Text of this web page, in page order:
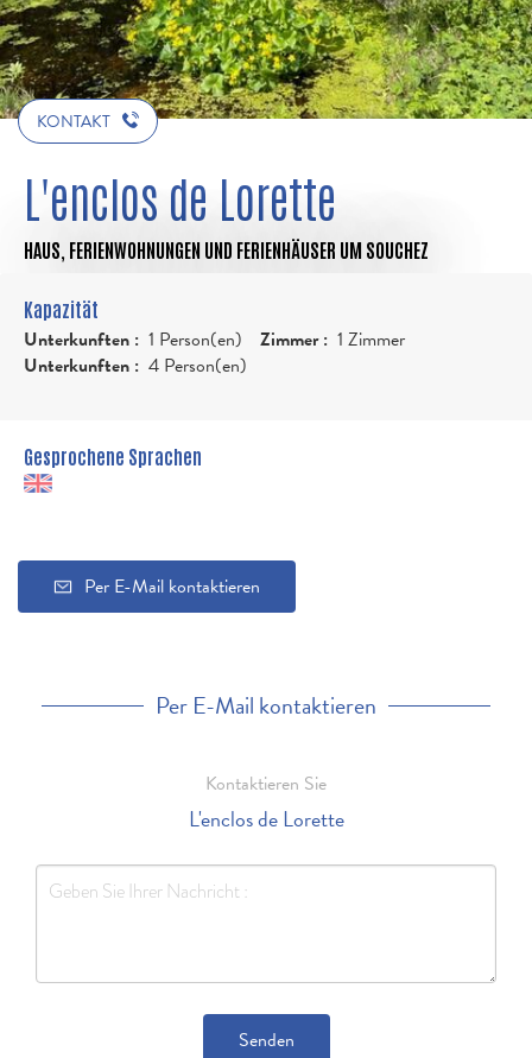
KONTAKT
L'enclos de Lorette
HAUS, FERIENWOHNUNGEN UND FERIENHÄUSER UM SOUCHEZ
Kapazität
Unterkunften : 1 Person(en) Zimmer : 1 Zimmer
Unterkunften : 4 Person(en)
Gesprochene Sprachen
Per E-Mail kontaktieren
Per E-Mail kontaktieren
Kontaktieren Sie
L'enclos de Lorette
Senden